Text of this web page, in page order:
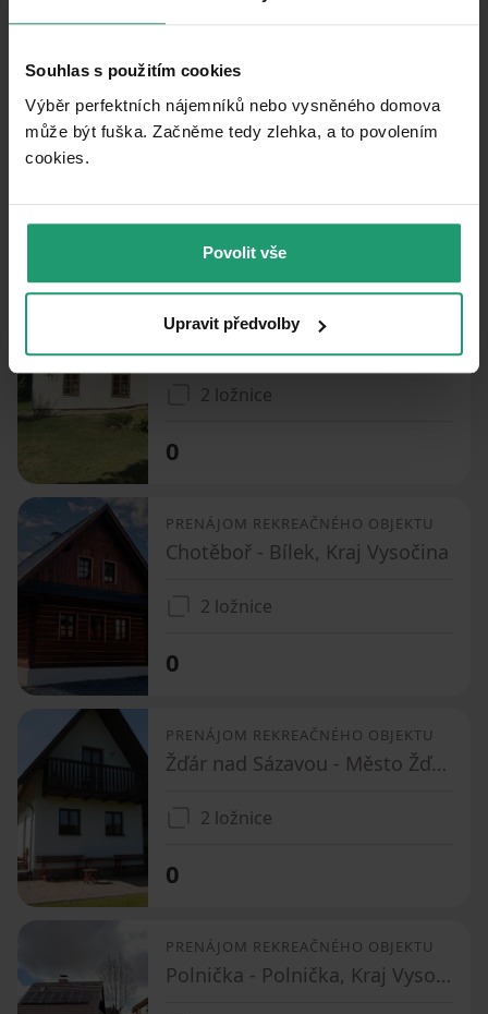
Souhlas s použitím cookies
Výběr perfektních nájemníků nebo vysněného domova
může být fuška. Začněme tedy zlehka, a to povolením
cookies.​
Povolit vše
Upravit předvolby
PRENÁJOM
PRENÁJOM REKREAČNÉHO OBJEKTU
Světnov - Světnov, Kraj Vysočina
Cikháj - Cikháj, Kraj Vysočina
2 ložnice
0
PRENÁJOM REKREAČNÉHO OBJEKTU
Chotěboř - Bílek, Kraj Vysočina
2 ložnice
0
PRENÁJOM REKREAČNÉHO OBJEKTU
Žďár nad Sázavou - Město Žďár, Kraj Vysočina
2 ložnice
0
PRENÁJOM REKREAČNÉHO OBJEKTU
Polnička - Polnička, Kraj Vysočina